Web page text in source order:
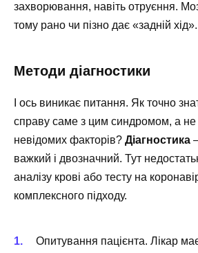
захворювання, навіть отруєння.
тому рано чи пізно дає «задній хід».
Методи діагностики
І ось виникає питання. Як точно
справу саме з цим синдромом, а не
невідомих факторів? Діагностика
важкий і двозначний. Тут
аналізу крові або тесту на
комплексного підходу.
Опитування пацієнта. Лікар